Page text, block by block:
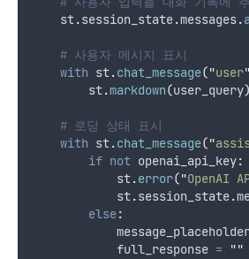
    st
.session_state.messages.
# 사용자 메시지 표시
with st.chat_message("user"
        st
.markdown(user_query)
# 로딩 상태 표시
with st.chat_message("
if not openai_api_key:
            st
.error("OpenAI
            st
.session_state.
else:
            full_response
= ""